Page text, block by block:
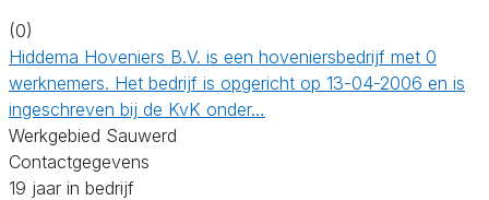
(0)
Hiddema Hoveniers B.V. is een hoveniersbedrijf met 0
werknemers. Het bedrijf is opgericht op 13-04-2006 en is
ingeschreven bij de KvK onder…
Werkgebied Sauwerd
Contactgegevens
19 jaar in bedrijf